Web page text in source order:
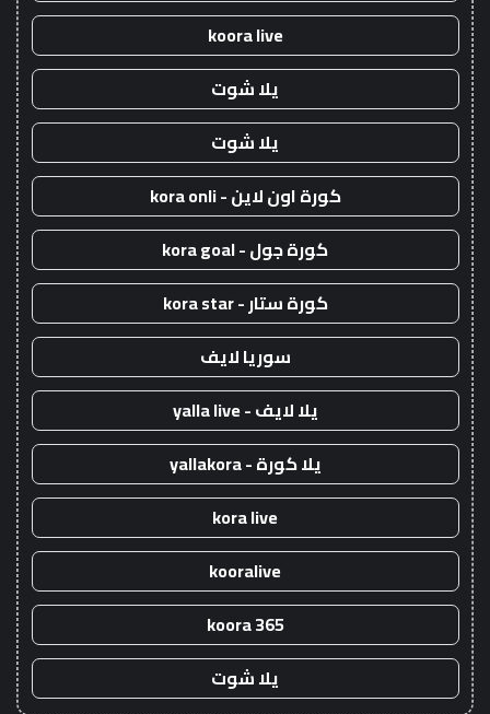
koora live
يلا شوت
يلا شوت
كورة اون لاين - kora onli
كورة جول - kora goal
كورة ستار - kora star
سوريا لايف
يلا لايف - yalla live
يلا كورة - yallakora
kora live
kooralive
koora 365
يلا شوت